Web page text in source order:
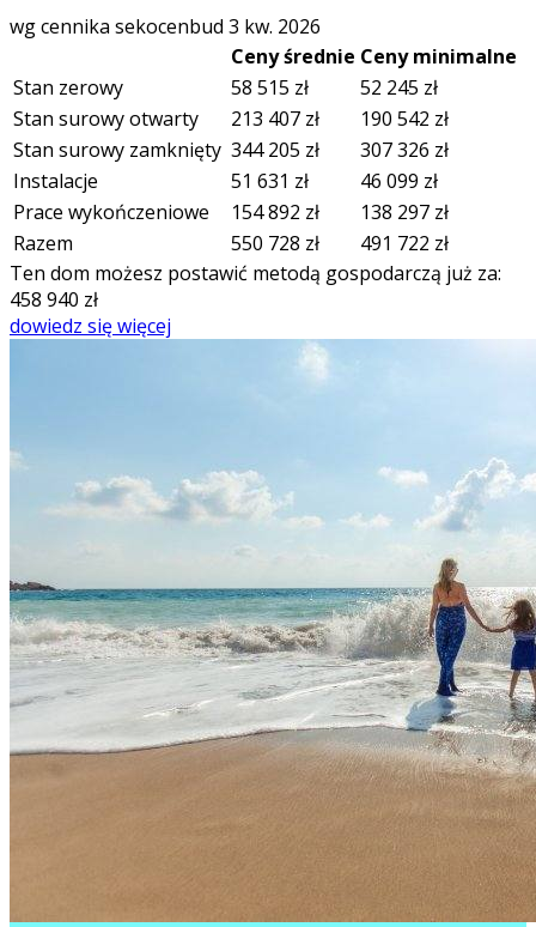
wg cennika sekocenbud 3 kw. 2026
Ceny średnie Ceny minimalne
Stan zerowy
58 515 zł 52 245 zł
Stan surowy otwarty
213 407 zł 190 542 zł
Stan surowy zamknięty 344 205 zł 307 326 zł
Instalacje
51 631 zł 46 099 zł
Prace wykończeniowe
154 892 zł 138 297 zł
Razem
550 728 zł 491 722 zł
Ten dom możesz postawić metodą gospodarczą już za:
458 940 zł
dowiedz się więcej